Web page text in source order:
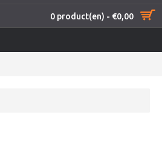
0 product(en) - €0,00